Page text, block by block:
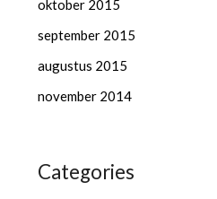
oktober 2015
september 2015
augustus 2015
november 2014
Categories